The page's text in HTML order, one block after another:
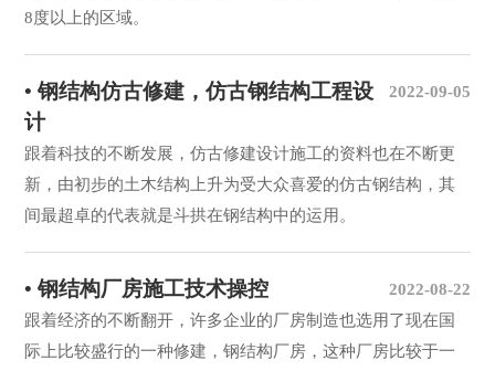
8度以上的区域。
2022-09-05
• 钢结构仿古修建，仿古钢结构工程设
计
跟着科技的不断发展，仿古修建设计施工的资料也在不断更
新，由初步的土木结构上升为受大众喜爱的仿古钢结构，其
间最超卓的代表就是斗拱在钢结构中的运用。
2022-08-22
• 钢结构厂房施工技术操控
跟着经济的不断翻开，许多企业的厂房制造也选用了现在国
际上比较盛行的一种修建，钢结构厂房，这种厂房比较于一